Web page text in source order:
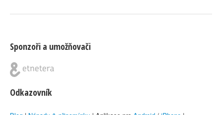
Sponzoři a umožňovači
Odkazovník